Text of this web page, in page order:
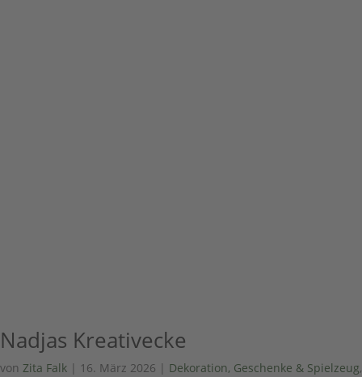
Nadjas Kreativecke
von Zita Falk | 16. März 2026 | Dekoration, Geschenke & Spielzeug,